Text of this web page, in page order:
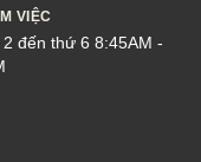
VIỆC
đến thứ 6 8:45AM -